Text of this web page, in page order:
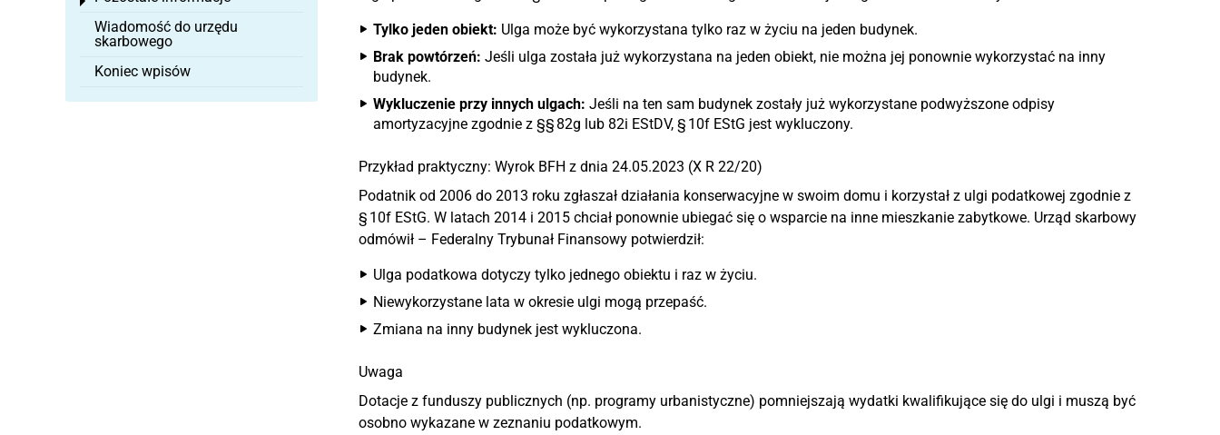
Tylko jeden obiekt: Ulga może być wykorzystana tylko raz w życiu na jeden budynek.
Brak powtórzeń: Jeśli ulga została już wykorzystana na jeden obiekt, nie można jej ponownie wykorzystać na inny
budynek.
Wykluczenie przy innych ulgach: Jeśli na ten sam budynek zostały już wykorzystane podwyższone odpisy
amortyzacyjne zgodnie z §§ 82g lub 82i EStDV, § 10f EStG jest wykluczony.
Przykład praktyczny: Wyrok BFH z dnia 24.05.2023 (X R 22/20)
Podatnik od 2006 do 2013 roku zgłaszał działania konserwacyjne w swoim domu i korzystał z ulgi podatkowej zgodnie z
§ 10f EStG. W latach 2014 i 2015 chciał ponownie ubiegać się o wsparcie na inne mieszkanie zabytkowe. Urząd skarbowy
odmówił – Federalny Trybunał Finansowy potwierdził:
Ulga podatkowa dotyczy tylko jednego obiektu i raz w życiu.
Niewykorzystane lata w okresie ulgi mogą przepaść.
Zmiana na inny budynek jest wykluczona.
Uwaga
Dotacje z funduszy publicznych (np. programy urbanistyczne) pomniejszają wydatki kwalifikujące się do ulgi i muszą być
osobno wykazane w zeznaniu podatkowym.
Wiadomość do urzędu
skarbowego
Koniec wpisów